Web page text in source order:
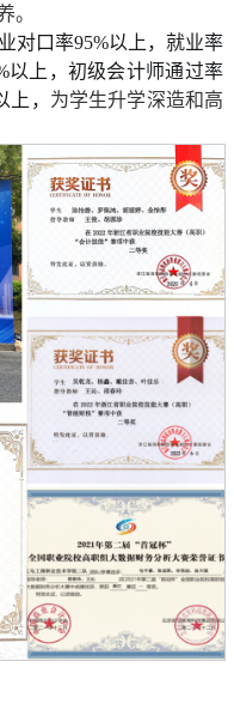
。
对口率95%以上，就业率
以上，初级会计师通过率
， 为学生升学深造和高